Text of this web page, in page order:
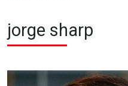
jorge sharp